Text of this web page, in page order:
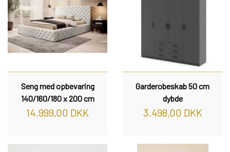
Seng med opbevaring
140/160/180 x 200 cm
14.999,00 DKK
Garderobeskab 50 cm
dybde
3.498,00 DKK